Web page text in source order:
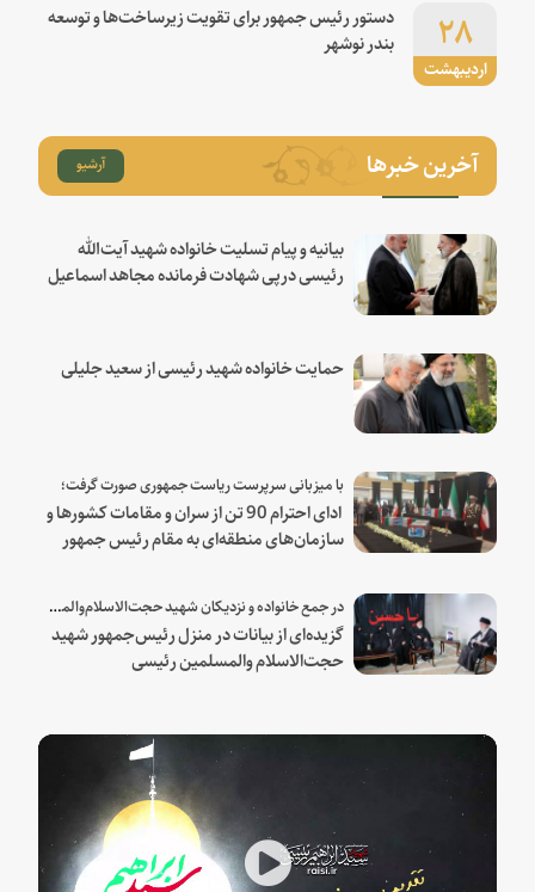
اردیبهشت
۲۸
دستور رئیس جمهور برای تقویت زیرساخت‌ها و توسعه
بندر نوشهر
آخرین خبرها آرشیو
بیانیه و پیام تسلیت خانواده شهید آیت‌الله
رئیسی درپی شهادت فرمانده مجاهد اسماعیل
حمایت خانواده شهید رئیسی از سعید جلیلی
با میزبانی سرپرست ریاست جمهوری صورت گرفت؛
ادای احترام 90 تن از سران و مقامات کشورها و
سازمان‌های منطقه‌ای به مقام رئیس جمهور
در جمع خانواده و نزدیکان شهید حجت‌الاسلام‌والمسلمین رئیسی:
گزیده‌ای از بیانات در منزل رئیس‌جمهور شهید
حجت‌الاسلام والمسلمین رئیسی